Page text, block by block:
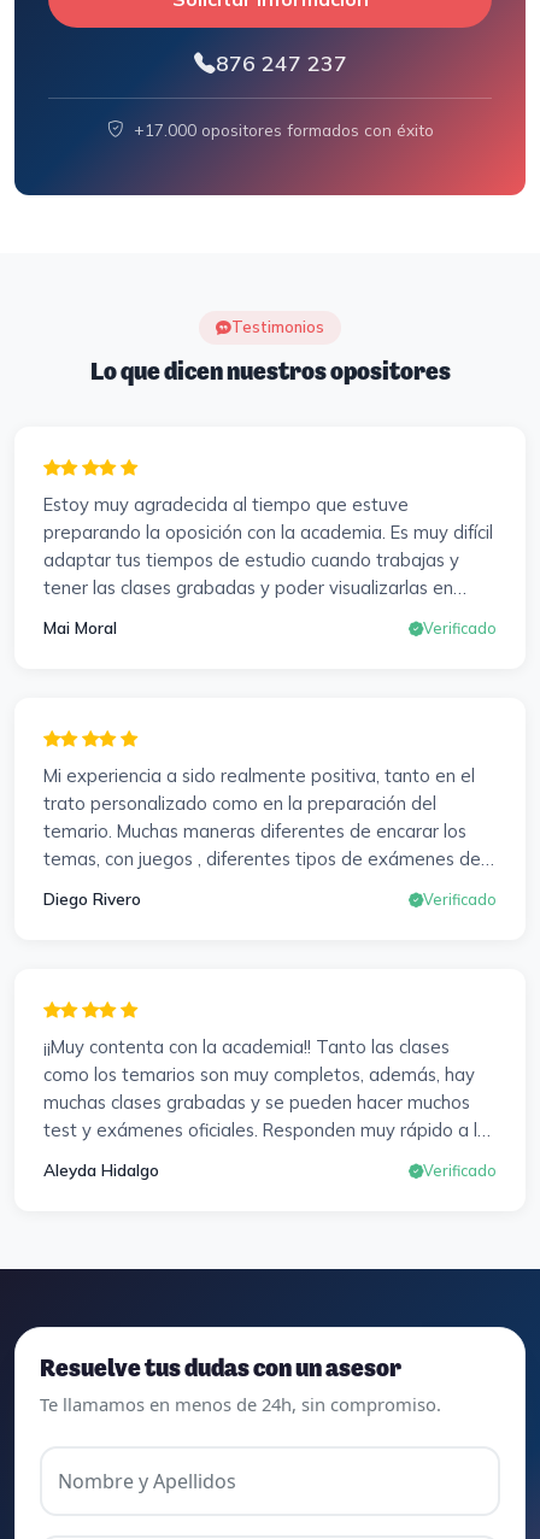
876 247 237
+17.000 opositores formados con éxito
Testimonios
Lo que dicen nuestros opositores
Estoy muy agradecida al tiempo que estuve
preparando la oposición con la academia. Es muy difícil
adaptar tus tiempos de estudio cuando trabajas y
tener las clases grabadas y poder visualizarlas en
cualquier momento y las veces que sea necesario, se
agradece mucho. Sabemos que el trabajo de estudio
profesores accesibles, atentos y dispuestos para
resolver dudas, se agradece. Incluso se ofrecieron a
ayudarme a buscar impugnaciones de preguntas del
examen para subir nota. Gracias Vanesa y Pablo.
Mai Moral Verificado
Mi experiencia a sido realmente positiva, tanto en el
trato personalizado como en la preparación del
temario. Muchas maneras diferentes de encarar los
temas, con juegos , diferentes tipos de exámenes de
preparación y un temario muy al día. Una experiencia
muy positiva en todos los sentidos.
Diego Rivero Verificado
¡¡Muy contenta con la academia!! Tanto las clases
como los temarios son muy completos, además, hay
muchas clases grabadas y se pueden hacer muchos
test y exámenes oficiales. Responden muy rápido a los
correros y cada pocos días hay seminarios. Lo vuelvo a
decir, ¡¡Muy Contenta!!
Aleyda Hidalgo Verificado
Resuelve tus dudas con un asesor
Te llamamos en menos de 24h, sin compromiso.
Nombre y Apellidos